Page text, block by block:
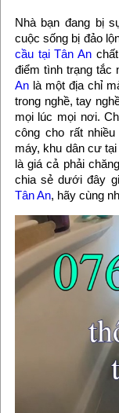
Nhà bạn đang bị
cuộc sống bị đảo
cầu tại Tân Anchất
điểm tình trạng tắc
Anlà một địa chỉ
trong nghề, tay
mọi lúc mọi nơi.
công cho rất
máy, khu dân cư
là giá cả phải
chia sẻ dưới đây
Tân An, hãy cùng